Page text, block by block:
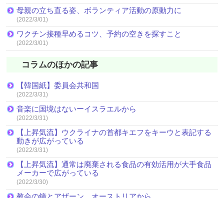
母親の立ち直る姿、ボランティア活動の原動力に
(2022/3/01)
ワクチン接種早めるコツ、予約の空きを探すこと
(2022/3/01)
コラムのほかの記事
【韓国紙】委員会共和国
(2022/3/31)
音楽に国境はないーイスラエルから
(2022/3/31)
【上昇気流】ウクライナの首都キエフをキーウと表記する
動きが広がっている
(2022/3/31)
【上昇気流】通常は廃棄される食品の有効活用が大手食品
メーカーで広がっている
(2022/3/30)